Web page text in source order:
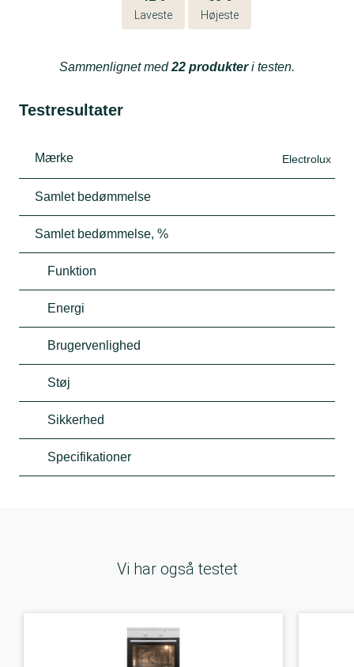
Laveste Højeste
Sammenlignet med22 produkteri testen.
Testresultater
Mærke Electrolux
Samlet bedømmelse
Samlet bedømmelse, %
Funktion
Energi
Brugervenlighed
Støj
Sikkerhed
Specifikationer
Vi har også testet